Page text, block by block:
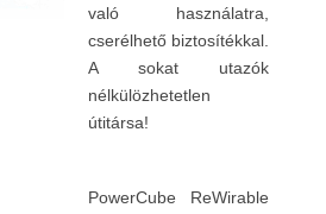
való használatra,
cserélhető biztosítékkal.
A sokat utazók
nélkülözhetetlen
útitársa!
PowerCube ReWirable